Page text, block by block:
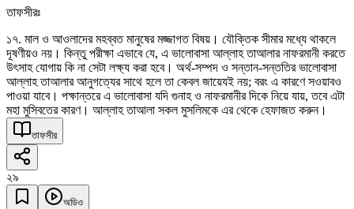
তাফসীরঃ
১৭. মাল ও আওলাদের মহব্বত মানুষের মজ্জাগত বিষয়। যৌক্তিক সীমার মধ্যে থাকলে
দূষণীয়ও নয়। কিন্তু পরীক্ষা এভাবে যে, এ ভালোবাসা আল্লাহ তাআলার নাফরমানী করতে
উৎসাহ যোগায় কি না সেটা লক্ষ্য করা হবে। অর্থ-সম্পদ ও সন্তান-সন্ততির ভালোবাসা
আল্লাহ তাআলার আনুগত্যের সাথে হলে তা কেবল জায়েযই নয়; বরং এ কারণে সওয়াবও
পাওয়া যাবে। পক্ষান্তরে এ ভালোবাসা যদি গুনাহ ও নাফরমানীর দিকে নিয়ে যায়, তবে এটা
মহা মুসিবতের কারণ। আল্লাহ তাআলা সকল মুসলিমকে এর থেকে হেফাজত করুন।
তাফসীর
২৯
অডিও